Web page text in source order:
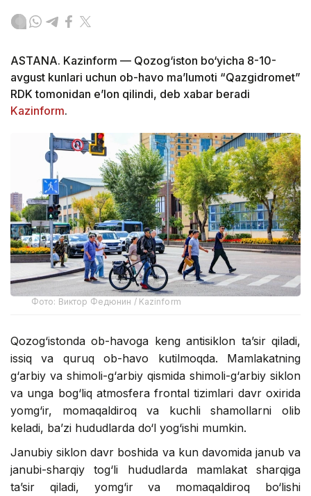
ASTANA. Kazinform — Qozog‘iston bo‘yicha 8-10-
avgust kunlari uchun ob-havo ma’lumoti “Qazgidromet”
RDK tomonidan e’lon qilindi, deb xabar beradi
Kazinform.
Фото: Виктор Федюнин / Kazinform
Qozog‘istonda ob-havoga keng antisiklon ta’sir qiladi,
issiq va quruq ob-havo kutilmoqda. Mamlakatning
g‘arbiy va shimoli-g‘arbiy qismida shimoli-g‘arbiy siklon
va unga bog‘liq atmosfera frontal tizimlari davr oxirida
yomg‘ir, momaqaldiroq va kuchli shamollarni olib
keladi, ba’zi hududlarda do‘l yog‘ishi mumkin.
Janubiy siklon davr boshida va kun davomida janub va
janubi-sharqiy tog‘li hududlarda mamlakat sharqiga
ta’sir qiladi, yomg‘ir va momaqaldiroq bo‘lishi